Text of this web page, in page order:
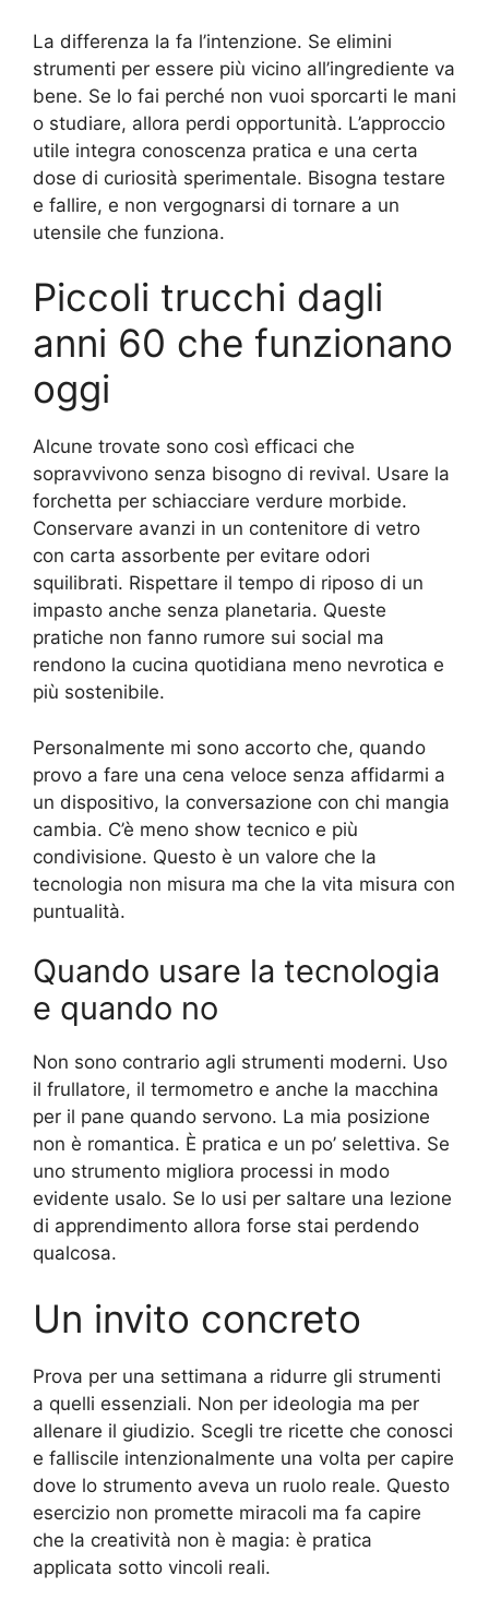
La differenza la fa l’intenzione. Se elimini
strumenti per essere più vicino all’ingrediente va
bene. Se lo fai perché non vuoi sporcarti le mani
o studiare, allora perdi opportunità. L’approccio
utile integra conoscenza pratica e una certa
dose di curiosità sperimentale. Bisogna testare
e fallire, e non vergognarsi di tornare a un
utensile che funziona.
Piccoli trucchi dagli
anni 60 che funzionano
oggi
Alcune trovate sono così efficaci che
sopravvivono senza bisogno di revival. Usare la
forchetta per schiacciare verdure morbide.
Conservare avanzi in un contenitore di vetro
con carta assorbente per evitare odori
squilibrati. Rispettare il tempo di riposo di un
impasto anche senza planetaria. Queste
pratiche non fanno rumore sui social ma
rendono la cucina quotidiana meno nevrotica e
più sostenibile.
Personalmente mi sono accorto che, quando
provo a fare una cena veloce senza affidarmi a
un dispositivo, la conversazione con chi mangia
cambia. C’è meno show tecnico e più
condivisione. Questo è un valore che la
tecnologia non misura ma che la vita misura con
puntualità.
Quando usare la tecnologia
e quando no
Non sono contrario agli strumenti moderni. Uso
il frullatore, il termometro e anche la macchina
per il pane quando servono. La mia posizione
non è romantica. È pratica e un po’ selettiva. Se
uno strumento migliora processi in modo
evidente usalo. Se lo usi per saltare una lezione
di apprendimento allora forse stai perdendo
qualcosa.
Un invito concreto
Prova per una settimana a ridurre gli strumenti
a quelli essenziali. Non per ideologia ma per
allenare il giudizio. Scegli tre ricette che conosci
e falliscile intenzionalmente una volta per capire
dove lo strumento aveva un ruolo reale. Questo
esercizio non promette miracoli ma fa capire
che la creatività non è magia: è pratica
applicata sotto vincoli reali.